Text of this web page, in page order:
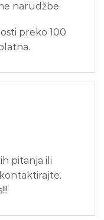
narudžbe.
preko 100
pitanja ili